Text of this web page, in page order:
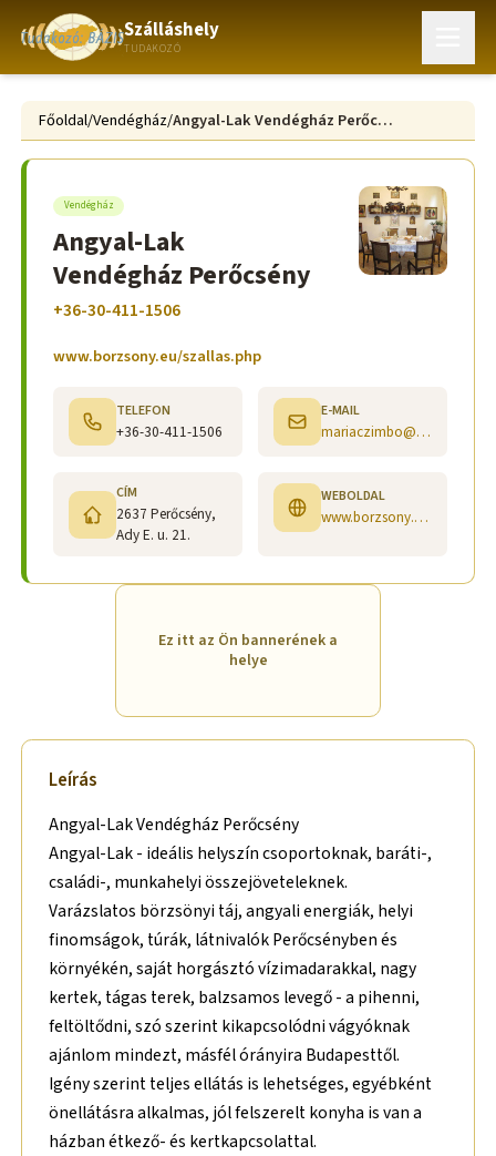
Szálláshely
TUDAKOZÓ
Főoldal/Vendégház/ Angyal-Lak Vendégház Perőcsény
Vendégház
Angyal-Lak
Vendégház Perőcsény
+36-30-411-1506
www.borzsony.eu/szallas.php
TELEFON
+36-30-411-1506
E-MAIL
mariaczimbo@gmail.com
CÍM
2637 Perőcsény,
Ady E. u. 21.
WEBOLDAL
www.borzsony.eu/szallas.php
Ez itt az Ön bannerének a
helye
Leírás
Angyal-Lak Vendégház Perőcsény
Angyal-Lak - ideális helyszín csoportoknak, baráti-,
családi-, munkahelyi összejöveteleknek.
Varázslatos börzsönyi táj, angyali energiák, helyi
finomságok, túrák, látnivalók Perőcsényben és
környékén, saját horgásztó vízimadarakkal, nagy
kertek, tágas terek, balzsamos levegő - a pihenni,
feltöltődni, szó szerint kikapcsolódni vágyóknak
ajánlom mindezt, másfél órányira Budapesttől.
Igény szerint teljes ellátás is lehetséges, egyébként
önellátásra alkalmas, jól felszerelt konyha is van a
házban étkező- és kertkapcsolattal.